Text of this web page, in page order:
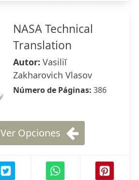
NASA Technical
Translation
Autor: Vasiliĭ
Zakharovich Vlasov
Número de Páginas: 386
Ver Opciones